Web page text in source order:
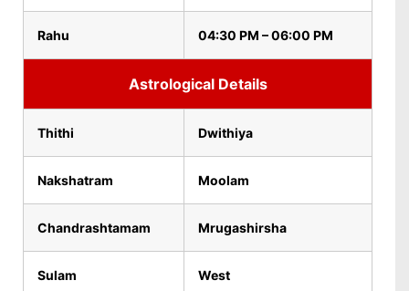
Rahu 04:30 PM – 06:00 PM
Astrological Details
Thithi Dwithiya
Nakshatram Moolam
Chandrashtamam Mrugashirsha
Sulam West